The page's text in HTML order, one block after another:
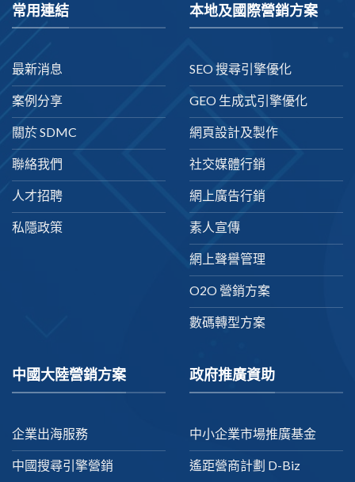
常用連結
最新消息
案例分享
關於 SDMC
聯絡我們
人才招聘
私隱政策
本地及國際營銷方案
SEO 搜尋引擎優化
GEO 生成式引擎優化
網頁設計及製作
社交媒體行銷
網上廣告行銷
素人宣傳
網上聲譽管理
O2O 營銷方案
數碼轉型方案
中國大陸營銷方案
企業出海服務
中國搜尋引擎營銷
政府推廣資助
中小企業市場推廣基金
遙距營商計劃 D-Biz